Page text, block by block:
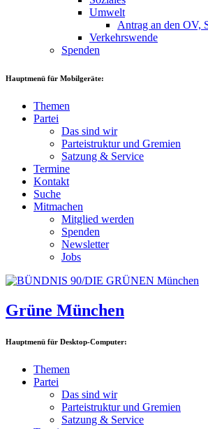
Umwelt
Antrag an den OV,
Verkehrswende
Spenden
Hauptmenü für Mobilgeräte:
Themen
Partei
Das sind wir
Parteistruktur und Gremien
Satzung & Service
Termine
Kontakt
Suche
Mitmachen
Mitglied werden
Spenden
Newsletter
Jobs
Grüne München
Hauptmenü für Desktop-Computer:
Themen
Partei
Das sind wir
Parteistruktur und Gremien
Satzung & Service